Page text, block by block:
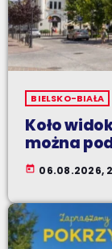
BIELSKO-BIAŁA
Koło
można
today 06.08.2026,